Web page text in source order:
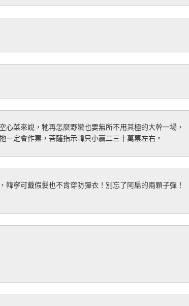
菜來說，牠再怎麼野蠻也要無所不用其極的大幹一場，
定會作票，菩薩指示韓只小贏二三十萬票左右。
寧可戴假髮也不肯穿防彈衣！別忘了阿扁的兩顆子彈！